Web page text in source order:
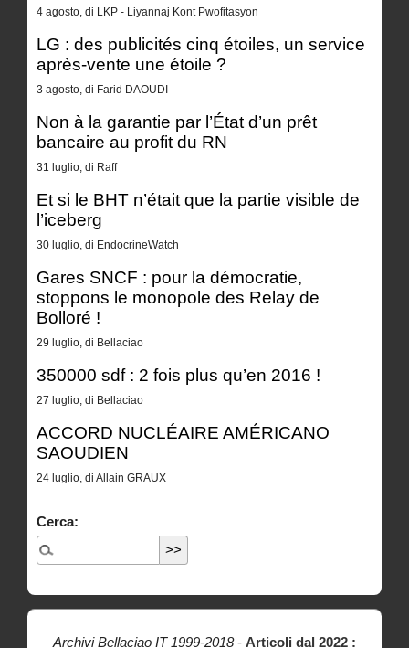
4 agosto, di LKP - Liyannaj Kont Pwofitasyon
LG : des publicités cinq étoiles, un service
après-vente une étoile ?
3 agosto, di Farid DAOUDI
Non à la garantie par l’État d’un prêt
bancaire au profit du RN
31 luglio, di Raff
Et si le BHT n’était que la partie visible de
l’iceberg
30 luglio, di EndocrineWatch
Gares SNCF : pour la démocratie,
stoppons le monopole des Relay de
Bolloré !
29 luglio, di Bellaciao
350000 sdf : 2 fois plus qu’en 2016 !
27 luglio, di Bellaciao
ACCORD NUCLÉAIRE AMÉRICANO
SAOUDIEN
24 luglio, di Allain GRAUX
Cerca:
Archivi Bellaciao IT 1999-2018- Articoli dal 2022 :